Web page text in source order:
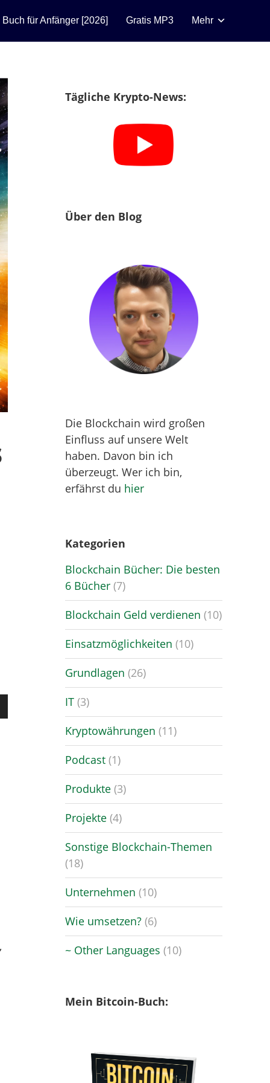
für Anfänger [2026] Gratis MP3 Mehr
Tägliche Krypto-News:
Über den Blog
Die Blockchain wird großen
Einfluss auf unsere Welt
haben. Davon bin ich
überzeugt. Wer ich bin,
erfährst du hier
Kategorien
Blockchain Bücher: Die besten
6 Bücher(7)
Blockchain Geld verdienen (10)
Einsatzmöglichkeiten (10)
Grundlagen (26)
IT(3)
Kryptowährungen (11)
Podcast(1)
Produkte(3)
Projekte(4)
Sonstige Blockchain-Themen
(18)
Unternehmen (10)
Wie umsetzen?(6)
~ Other Languages (10)
Mein Bitcoin-Buch: